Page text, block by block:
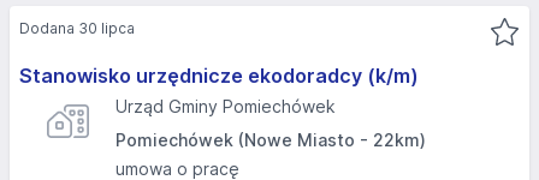
Stanowisko urzędnicze ekodoradcy (k/m)
Urząd Gminy Pomiechówek
Pomiechówek (Nowe Miasto - 22km)
umowa o pracę
Dodana 30 lipca